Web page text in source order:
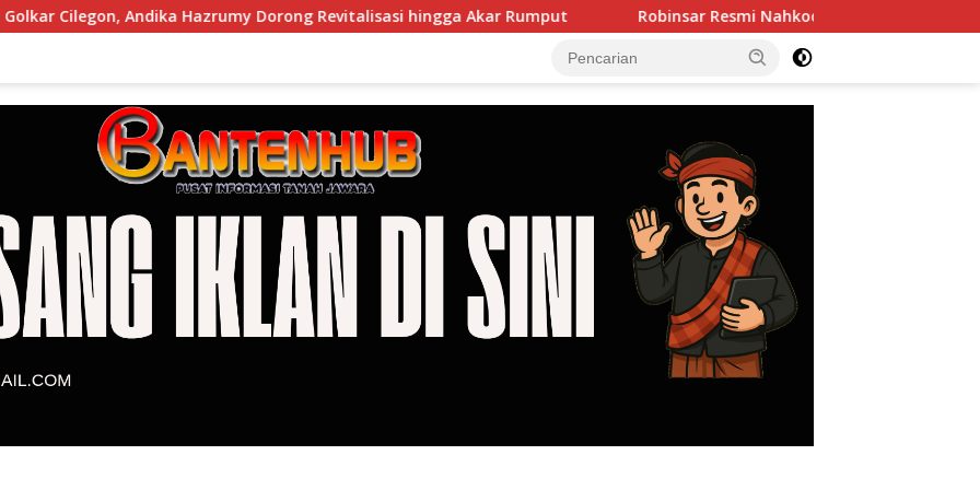
Hazrumy Dorong Revitalisasi hingga Akar Rumput Robinsar Resmi Nahkodai SOKSI Banten, Misbakhun